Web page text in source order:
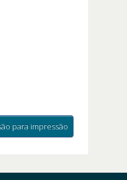
para impressão